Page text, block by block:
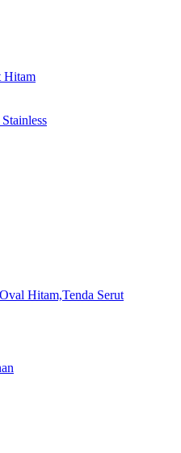
Hitam
Hitam,Tenda Serut